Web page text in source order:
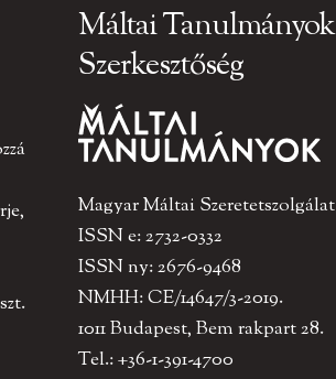
Máltai Tanulmányok
Szerkesztőség
Magyar Máltai Szeretetszolgálat
ISSN e: 2732-0332
ISSN ny: 2676-9468
NMHH: CE/14647/3-2019.
1011 Budapest, Bem rakpart 28.
Tel.: +36-1-391-4700